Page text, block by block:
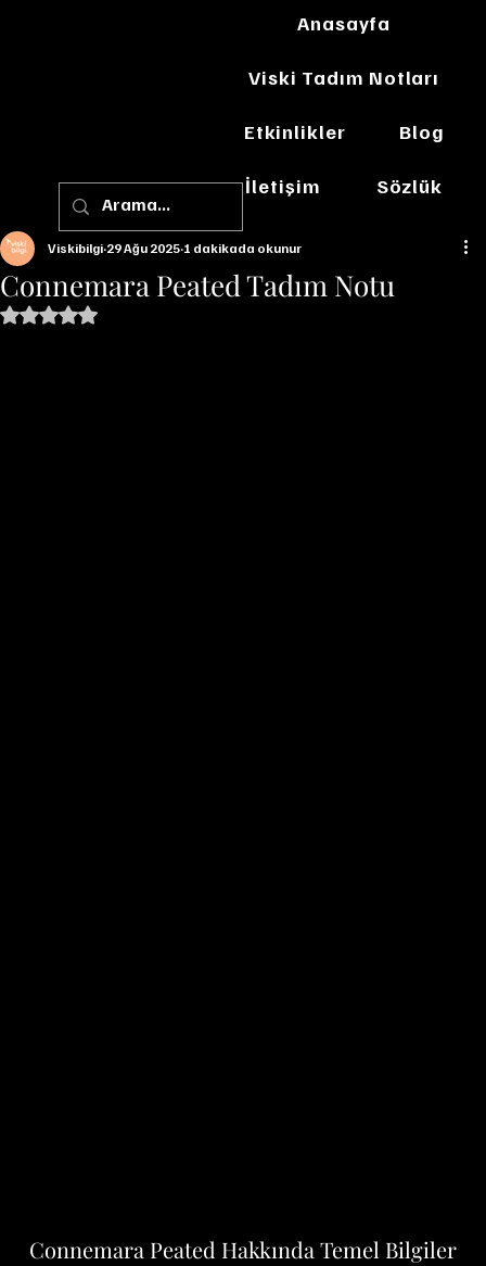
Anasayfa
Viski Tadım Notları
Etkinlikler Blog
İletişim Sözlük
Connemara Peated Tadım Notu
Viskibilgi 29 Ağu 2025 1 dakikada okunur
5 üzerinden NaN yıldız
Connemara Peated Hakkında Temel Bilgiler